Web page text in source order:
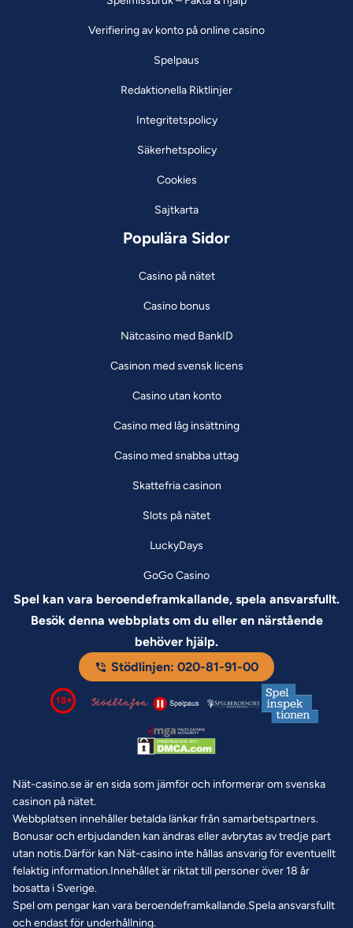
Verifiering av konto på online casino
Spelpaus
Redaktionella Riktlinjer
Integritetspolicy
Säkerhetspolicy
Cookies
Sajtkarta
Populära Sidor
Casino på nätet
Casino bonus
Nätcasino med BankID
Casinon med svensk licens
Casino utan konto
Casino med låg insättning
Casino med snabba uttag
Skattefria casinon
Slots på nätet
LuckyDays
GoGo Casino
Spel kan vara beroendeframkallande, spela ansvarsfullt.
Besök denna webbplats om du eller en närstående
behöver hjälp.
Stödlinjen: 020-81-91-00
Nät-casino.se är en sida som jämför och informerar om svenska
casinon på nätet.
Webbplatsen innehåller betalda länkar från samarbetspartners.
Bonusar och erbjudanden kan ändras eller avbrytas av tredje part
utan notis.Därför kan Nät-casino inte hållas ansvarig för eventuellt
felaktig information.Innehållet är riktat till personer över 18 år
bosatta i Sverige.
Spel om pengar kan vara beroendeframkallande.Spela ansvarsfullt
och endast för underhållning.